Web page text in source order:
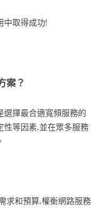
中取得成功!
案？
選擇最合適寬頻服務的
性等因素,並在眾多服務
求和預算,權衡網路服務